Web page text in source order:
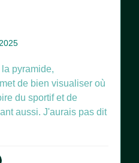
pyramide,
de bien visualiser où
du sportif et de
aussi. J'aurais pas dit